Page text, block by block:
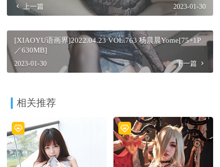
上一篇 2023-01-30
[XIAOYU语画界]2022.04.23 VOL.763 杨晨晨Yome[75+1P
／630MB]
2023-01-30 下一篇
相关推荐